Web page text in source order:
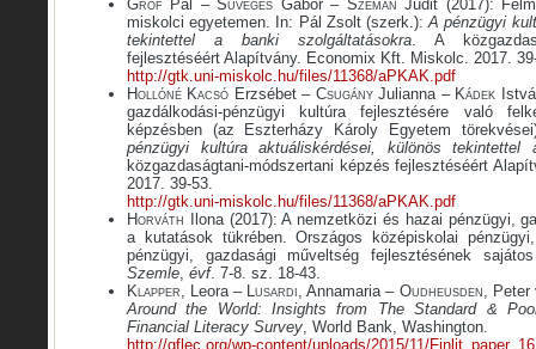
Gróf Pál – Süveges Gábor – Szemán Judit (2017):
miskolci egyetemen. In: Pál Zsolt (szerk.):A pénzügyi
tekintettel a banki szolgáltatásokra. A
fejlesztéséért Alapítvány. Economix Kft. Miskolc. 2017.
http://gtk.uni-miskolc.hu/files/11368/aPKAK.pdf
Hollóné Kacsó Erzsébet – CsugányJulianna – Kádek
gazdálkodási-pénzügyi kultúra fejlesztésére való
képzésben (az Eszterházy Károly Egyetem
pénzügyi kultúra aktuáliskérdései, különös tekintettel
közgazdaságtani-módszertani képzés fejlesztéséért
2017. 39-53.
http://gtk.uni-miskolc.hu/files/11368/aPKAK.pdf
Horváth Ilona (2017): A nemzetközi és hazai pénzügyi,
a kutatások tükrében. Országos középiskolai
pénzügyi, gazdasági műveltség fejlesztésének
Szemle, évf. 7-8. sz. 18-43.
Klapper, Leora – Lusardi, Annamaria – Oudheusden, Peter
Around the World: Insights from The Standard &
Financial Literacy Survey, World Bank, Washington.
http://gflec.org/wp-content/uploads/2015/11/